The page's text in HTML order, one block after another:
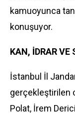
kamuoyunca
konuşuyor.
KAN, İDRAR VE
İstanbul İl
gerçekleştirilen
Polat, İrem